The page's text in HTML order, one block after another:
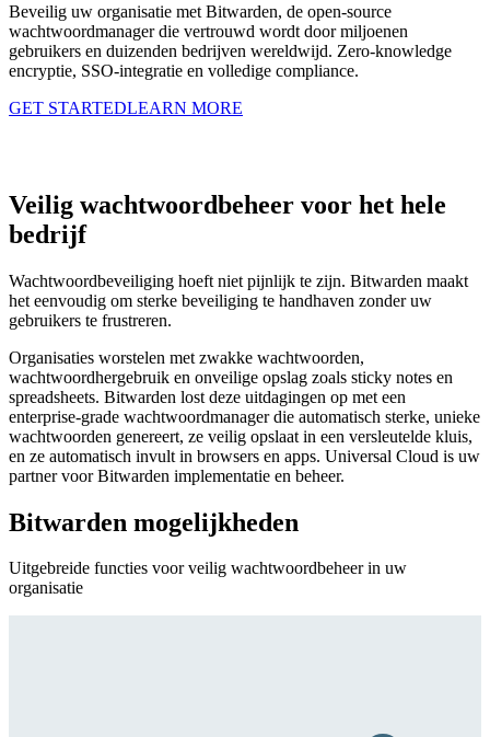
Beveilig uw organisatie met Bitwarden, de open-source
wachtwoordmanager die vertrouwd wordt door miljoenen
gebruikers en duizenden bedrijven wereldwijd. Zero-knowledge
encryptie, SSO-integratie en volledige compliance.
GET STARTEDLEARN MORE
Veilig wachtwoordbeheer voor het hele
bedrijf
Wachtwoordbeveiliging hoeft niet pijnlijk te zijn. Bitwarden maakt
het eenvoudig om sterke beveiliging te handhaven zonder uw
gebruikers te frustreren.
Organisaties worstelen met zwakke wachtwoorden,
wachtwoordhergebruik en onveilige opslag zoals sticky notes en
spreadsheets. Bitwarden lost deze uitdagingen op met een
enterprise-grade wachtwoordmanager die automatisch sterke, unieke
wachtwoorden genereert, ze veilig opslaat in een versleutelde kluis,
en ze automatisch invult in browsers en apps. Universal Cloud is uw
partner voor Bitwarden implementatie en beheer.
Bitwarden mogelijkheden
Uitgebreide functies voor veilig wachtwoordbeheer in uw
organisatie